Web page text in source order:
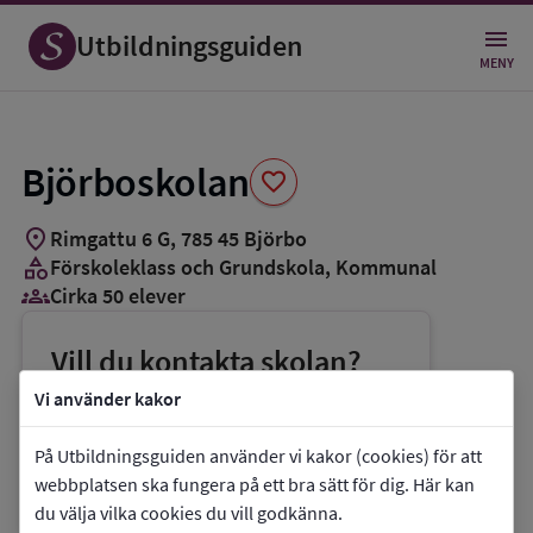
Vi använder kakor
På Utbildningsguiden använder vi kakor (cookies) för att
webbplatsen ska fungera på ett bra sätt för dig. Här kan
du välja vilka cookies du vill godkänna.
Utbildningsguiden MENY
Björboskolan favorite
Spara
som
favorit
location_on Rimgattu 6 G, 78545 Björbo
categoryFörskoleklass och Grundskola, Kommunal
groups_3Cirka 50 elever
Vill du kontakta skolan?
phoneTelefon:0241-15531
E-post: saulius.andrekus@gagnef.se
link Webbplats:Björboskolan